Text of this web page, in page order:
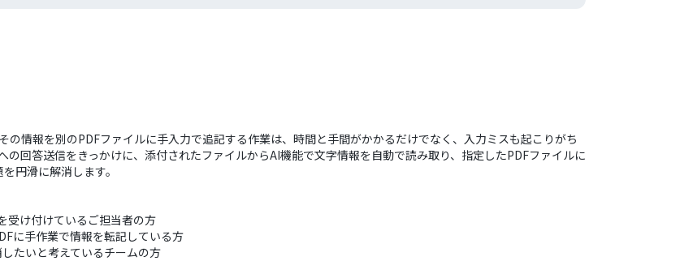
情報を別のPDFファイルに手入力で追記する作業は、時間と手間がかかるだけでなく、入力ミスも起こりがち
回答送信をきっかけに、添付されたファイルからAI機能で文字情報を自動で読み取り、指定したPDFファイルに
円滑に解消します。
受け付けているご担当者の方
に手作業で情報を転記している方
たいと考えているチームの方